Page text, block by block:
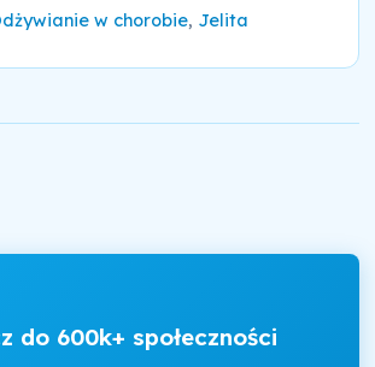
w chorobie, Jelita
do 600k+ społeczności